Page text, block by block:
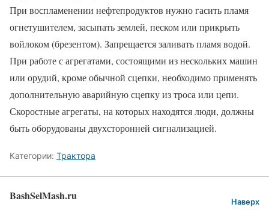
При воспламенении нефтепродуктов нужно гасить пламя
огнетушителем, засыпать землей, песком или прикрыть
войлоком (брезентом). Запрещается заливать пламя водой.
При работе с агрегатами, состоящими из нескольких машин
или орудий, кроме обычной сцепки, необходимо применять
дополнительную аварийную сцепку из троса или цепи.
Скоростные агрегаты, на которых находятся люди, должны
быть оборудованы двухсторонней сигнализацией.
Категории: Трактора
BashSelMash.ru Наверх